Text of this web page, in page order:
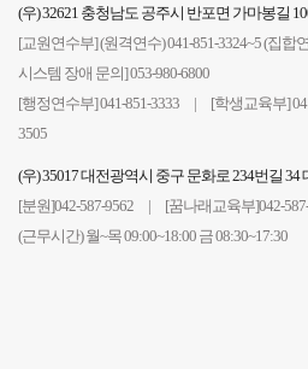
(우) 32621 충청남도 공주시 반포면 가마봉길
[교원연수부] (원격연수) 041-851-3324~5 (집합
시스템 장애 문의] 053-980-6800
[행정연수부] 041-851-3333 | [학생교육부]
3505
(우) 35017 대전광역시 중구 문화로 234번길
[분원]042-587-9562 | [꿈나래교육부]042-
(근무시간) 월~목 09:00~18:00 금 08:30~17:30